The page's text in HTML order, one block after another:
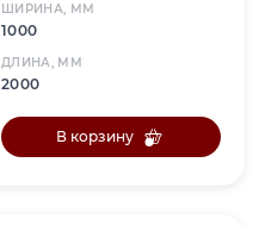
ШИРИНА, ММ
1000
ДЛИНА, ММ
2000
В корзину